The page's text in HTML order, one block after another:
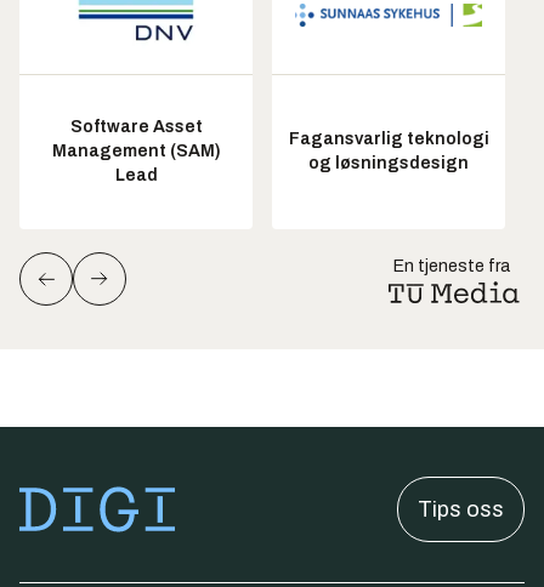
Software Asset
Management (SAM)
Lead
Fagansvarlig teknologi
og løsningsdesign
En tjeneste fra
Tips oss